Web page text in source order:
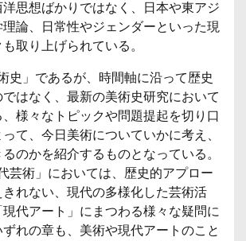
思想ばかりではなく、日本や東アジ
論、日常性やジェンダーといった現
取り上げられている。
史」であるが、時間軸に沿って歴史
はなく、最新の美術史研究において
様々なトピックや問題提起を切り口
て、今日美術についていかに考え、
のかを紹介するものとなっている。
芸術」においては、歴史的アプロー
れない、現代の多様化した芸術活
代アート」にまつわる様々な疑問に
れの章も、美術や現代アートのこと